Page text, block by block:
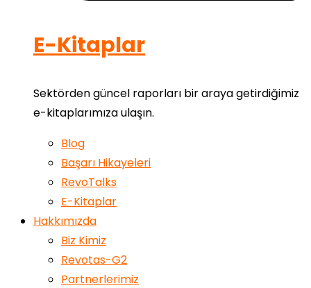
E-Kitaplar
Sektörden güncel raporları bir araya getirdiğimiz
e-kitaplarımıza ulaşın.
Blog
Başarı Hikayeleri
RevoTalks
E-Kitaplar
Hakkımızda
Biz Kimiz
Revotas-G2
Partnerlerimiz